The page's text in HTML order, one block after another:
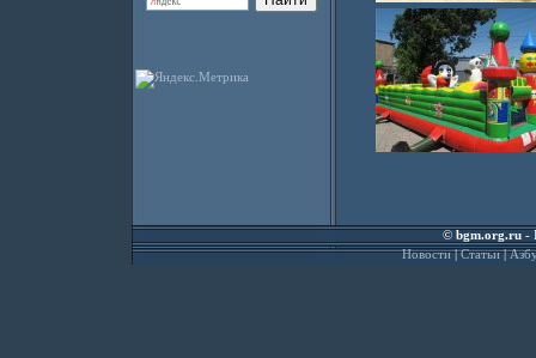
©bgm.org.ru-
Новости|Статьи|